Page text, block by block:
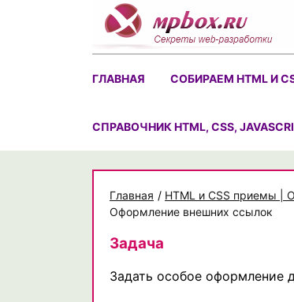
ГЛАВНАЯ СОБИРАЕМ HTML И
CПРАВОЧНИК HTML, CSS,
Главная / HTML и CSS приемы |
Оформление внешних ссылок
Задача
Задать особое оформление